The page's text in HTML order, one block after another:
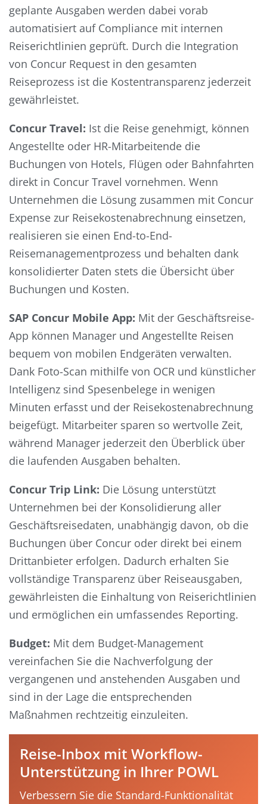
geplante Ausgaben werden dabei vorab
automatisiert auf Compliance mit internen
Reiserichtlinien geprüft. Durch die Integration
von Concur Request in den gesamten
Reiseprozess ist die Kostentransparenz jederzeit
gewährleistet.
Concur Travel: Ist die Reise genehmigt, können
Angestellte oder HR-Mitarbeitende die
Buchungen von Hotels, Flügen oder Bahnfahrten
direkt in Concur Travel vornehmen. Wenn
Unternehmen die Lösung zusammen mit Concur
Expense zur Reisekostenabrechnung einsetzen,
realisieren sie einen End-to-End-
Reisemanagementprozess und behalten dank
konsolidierter Daten stets die Übersicht über
Buchungen und Kosten.
SAP Concur Mobile App: Mit der Geschäftsreise-
App können Manager und Angestellte Reisen
bequem von mobilen Endgeräten verwalten.
Dank Foto-Scan mithilfe von OCR und künstlicher
Intelligenz sind Spesenbelege in wenigen
Minuten erfasst und der Reisekostenabrechnung
beigefügt. Mitarbeiter sparen so wertvolle Zeit,
während Manager jederzeit den Überblick über
die laufenden Ausgaben behalten.
Concur Trip Link: Die Lösung unterstützt
Unternehmen bei der Konsolidierung aller
Geschäftsreisedaten, unabhängig davon, ob die
Buchungen über Concur oder direkt bei einem
Drittanbieter erfolgen. Dadurch erhalten Sie
vollständige Transparenz über Reiseausgaben,
gewährleisten die Einhaltung von Reiserichtlinien
und ermöglichen ein umfassendes Reporting.
Budget: Mit dem Budget-Management
vereinfachen Sie die Nachverfolgung der
vergangenen und anstehenden Ausgaben und
sind in der Lage die entsprechenden
Maßnahmen rechtzeitig einzuleiten.
Reise-Inbox mit Workflow-
Unterstützung in Ihrer POWL
Verbessern Sie die Standard-Funktionalität